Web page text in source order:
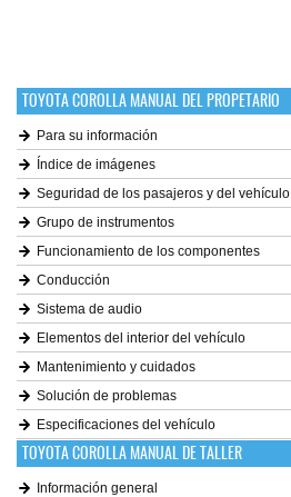
TOYOTA COROLLA MANUAL DEL PROPETARIO
Para su información
Índice de imágenes
Seguridad de los pasajeros y del vehículo
Grupo de instrumentos
Funcionamiento de los componentes
Conducción
Sistema de audio
Elementos del interior del vehículo
Mantenimiento y cuidados
Solución de problemas
Especificaciones del vehículo
TOYOTA COROLLA MANUAL DE TALLER
Información general